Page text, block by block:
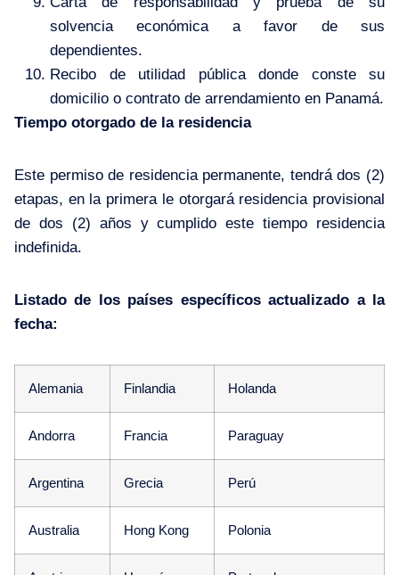
solvencia económica a favor de sus
dependientes.
Recibo de utilidad pública donde conste su
domicilio o contrato de arrendamiento en Panamá.
Tiempo otorgado de la residencia
Este permiso de residencia permanente, tendrá dos (2)
etapas, en la primera le otorgará residencia provisional
de dos (2) años y cumplido este tiempo residencia
indefinida.
Listado de los países específicos actualizado a la
fecha:
Alemania Finlandia Holanda
Andorra Francia Paraguay
Argentina Grecia Perú
Australia Hong Kong Polonia